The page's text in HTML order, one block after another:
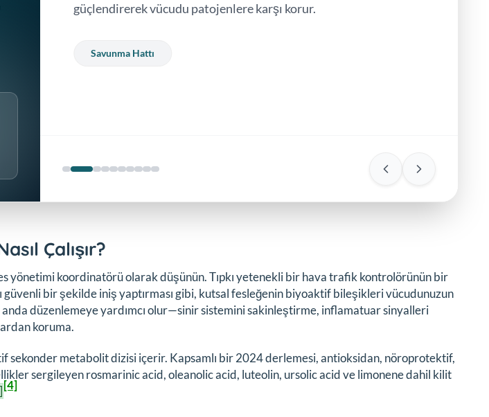
güçlendirerek vücudu patojenlere karşı korur.
Savunma Hattı
Çalışır?
yönetimi koordinatörü olarak düşünün. Tıpkı yetenekli bir hava trafik kontrolörünün bir
güvenli bir şekilde iniş yaptırması gibi, kutsal fesleğenin biyoaktif bileşikleri vücudunuzun
anda düzenlemeye yardımcı olur—sinir sistemini sakinleştirme, inflamatuar sinyalleri
koruma.
sekonder metabolit dizisi içerir. Kapsamlı bir 2024 derlemesi, antioksidan, nöroprotektif,
sergileyen rosmarinic acid, oleanolic acid, luteolin, ursolic acid ve limonene dahil kilit
[4]